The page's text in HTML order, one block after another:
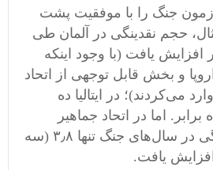
جنگ را با موفقیت پشت
حجم نقدینگی در آلمان طی
جنگ ۶ برابر افزایش یافت (با وجود اینکه
و بخش قابل توجهی از اتحاد
می‌کردند)؛ در ایتالیا ده
برابر. اما در اتحاد جماهیر
شوروی، حجم نقدینگی در سال‌های جنگ تنها ۳٫۸ (سه
یافت.